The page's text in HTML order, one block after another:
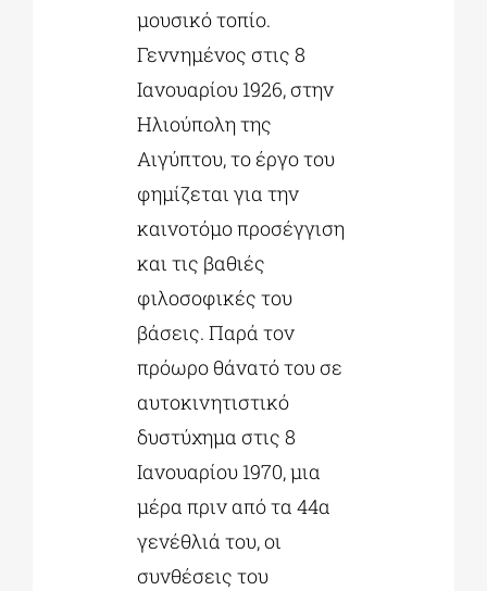
μουσικό τοπίο.
Γεννημένος στις 8
Ιανουαρίου 1926, στην
Ηλιούπολη της
Αιγύπτου, το έργο του
φημίζεται για την
καινοτόμο προσέγγιση
και τις βαθιές
φιλοσοφικές του
βάσεις. Παρά τον
πρόωρο θάνατό του σε
αυτοκινητιστικό
δυστύχημα στις 8
Ιανουαρίου 1970, μια
μέρα πριν από τα 44α
γενέθλιά του, οι
συνθέσεις του